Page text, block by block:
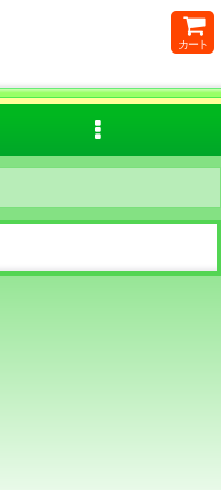
カート